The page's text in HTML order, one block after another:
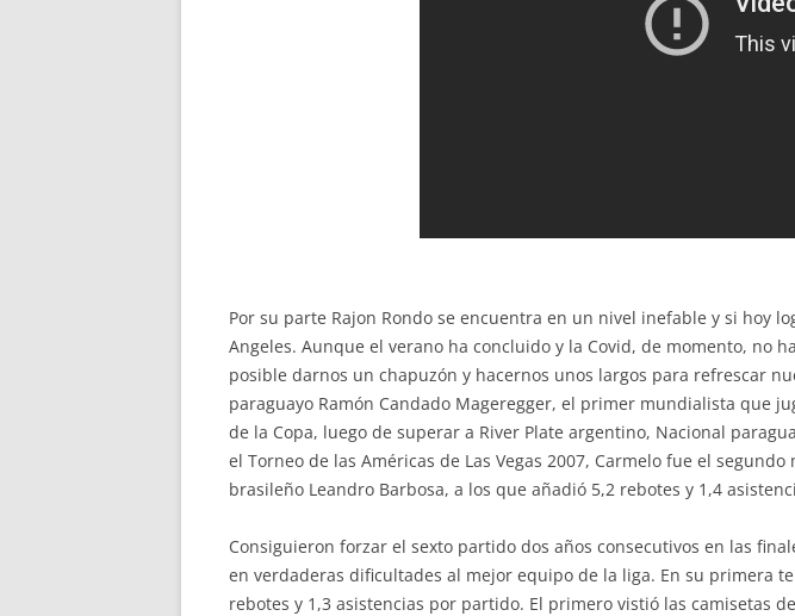
Por su parte Rajon Rondo se encuentra en un nivel inefable y si hoy
Angeles. Aunque el verano ha concluido y la Covid, de momento, no
posible darnos un chapuzón y hacernos unos largos para refrescar
paraguayo Ramón Candado Mageregger, el primer mundialista que
de la Copa, luego de superar a River Plate argentino, Nacional
el Torneo de las Américas de Las Vegas 2007, Carmelo fue el
brasileño Leandro Barbosa, a los que añadió 5,2 rebotes y 1,4
Consiguieron forzar el sexto partido dos años consecutivos en las
en verdaderas dificultades al mejor equipo de la liga. En su primera
rebotes y 1,3 asistencias por partido. El primero vistió las camisetas